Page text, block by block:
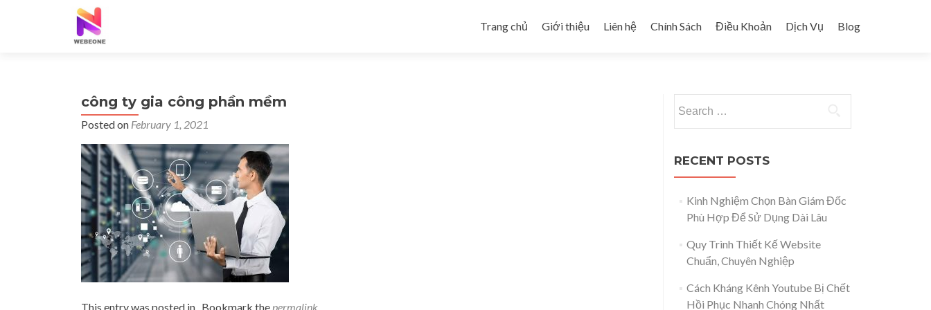
Trang chủ
Giới thiệu Liên hệ Chính Sách Điều Khoản Dịch Vụ Blog
công ty gia công phần mềm
Posted on February 1, 2021
This entry was posted in . Bookmark thepermalink.
RECENT POSTS
Kinh Nghiệm Chọn Bàn Giám Đốc
Phù Hợp Để Sử Dụng Dài Lâu
Quy Trình Thiết Kế Website
Chuẩn, Chuyên Nghiệp
Cách Kháng Kênh Youtube Bị Chết
Hồi Phục Nhanh Chóng Nhất